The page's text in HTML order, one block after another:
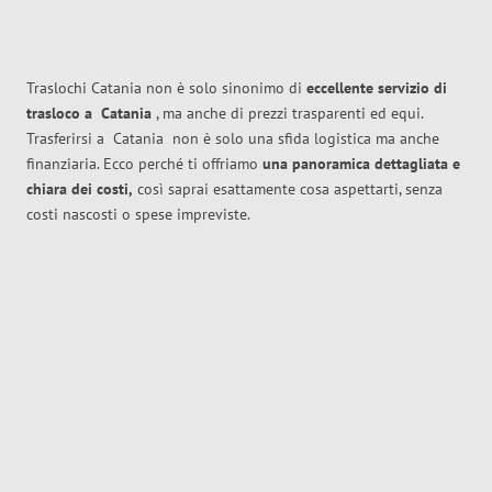
Traslochi Catania non è solo sinonimo di eccellente servizio di
trasloco a Catania , ma anche di prezzi trasparenti ed equi.
Trasferirsi a Catania non è solo una sfida logistica ma anche
finanziaria. Ecco perché ti offriamo una panoramica dettagliata e
chiara dei costi, così saprai esattamente cosa aspettarti, senza
costi nascosti o spese impreviste.